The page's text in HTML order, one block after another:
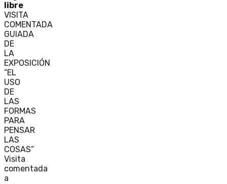
libre
VISITA
COMENTADA
GUIADA
DE
LA
EXPOSICIÓN
“EL
USO
DE
LAS
FORMAS
PARA
PENSAR
LAS
COSAS”
Visita
comentada
a